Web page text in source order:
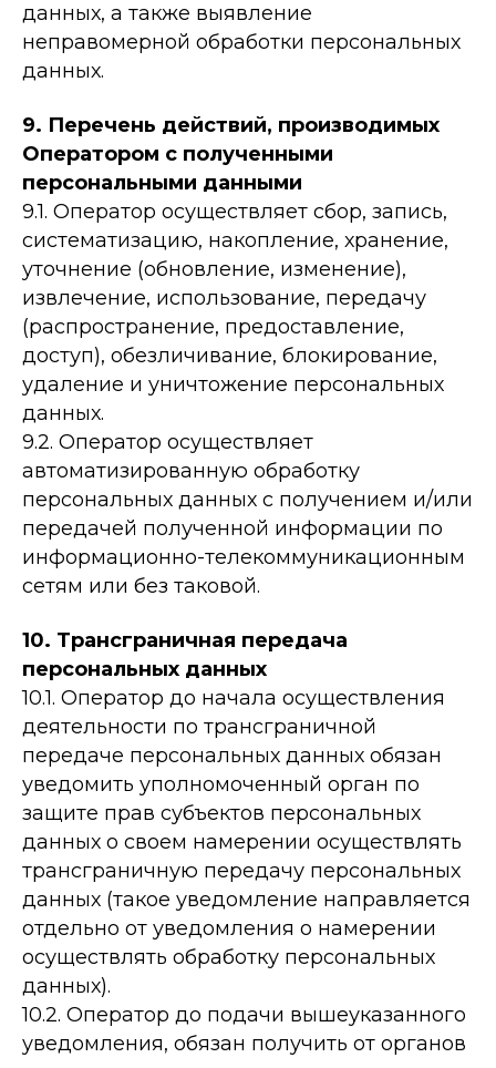
данных, а также выявление
неправомерной обработки персональных
данных.
9. Перечень действий, производимых
Оператором с полученными
персональными данными
9.1. Оператор осуществляет сбор, запись,
систематизацию, накопление, хранение,
уточнение (обновление, изменение),
извлечение, использование, передачу
(распространение, предоставление,
доступ), обезличивание, блокирование,
удаление и уничтожение персональных
данных.
9.2. Оператор осуществляет
автоматизированную обработку
персональных данных с получением и/или
передачей полученной информации по
информационно-телекоммуникационным
сетям или без таковой.
10. Трансграничная передача
персональных данных
10.1. Оператор до начала осуществления
деятельности по трансграничной
передаче персональных данных обязан
уведомить уполномоченный орган по
защите прав субъектов персональных
данных о своем намерении осуществлять
трансграничную передачу персональных
данных (такое уведомление направляется
отдельно от уведомления о намерении
осуществлять обработку персональных
данных).
10.2. Оператор до подачи вышеуказанного
уведомления, обязан получить от органов